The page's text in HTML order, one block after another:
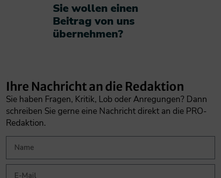
Sie wollen einen
Beitrag von uns
übernehmen?​
Ihre Nachricht an die Redaktion
Sie haben Fragen, Kritik, Lob oder Anregungen? Dann
schreiben Sie gerne eine Nachricht direkt an die PRO-
Redaktion.